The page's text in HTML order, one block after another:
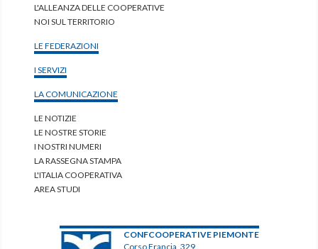
L'ALLEANZA DELLE COOPERATIVE
NOI SUL TERRITORIO
LE FEDERAZIONI
I SERVIZI
LA COMUNICAZIONE
LE NOTIZIE
LE NOSTRE STORIE
I NOSTRI NUMERI
LA RASSEGNA STAMPA
L'ITALIA COOPERATIVA
AREA STUDI
CONFCOOPERATIVE PIEMONTE
Corso Francia, 329